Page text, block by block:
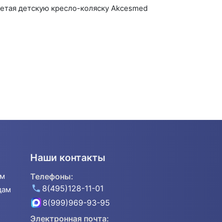
детскую кресло-коляску Akcesmed
Наши контакты
Телефоны:
8(495)128-11-01
8(999)969-93-95
Электронная почта: